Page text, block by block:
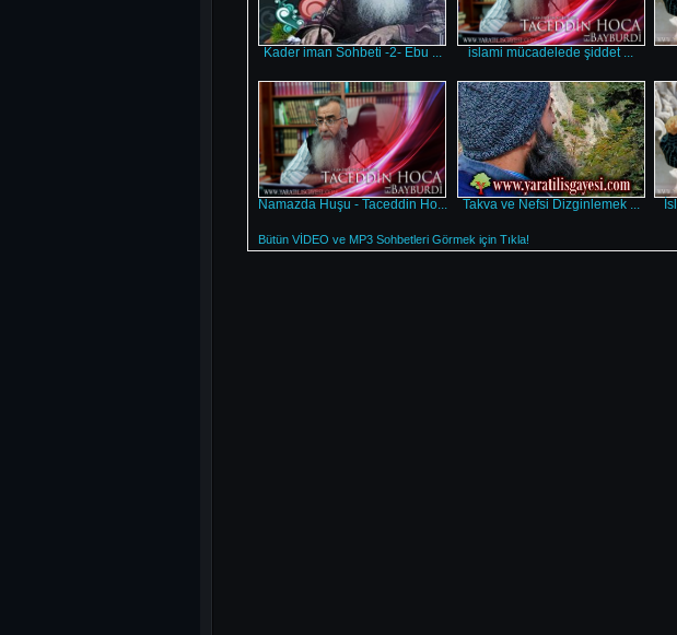
Kader iman Sohbeti -2- Ebu ... islami mücadelede şiddet ...
Namazda Huşu - Taceddin Ho... Takva ve Nefsi Dizginlemek ...
Bütün VİDEO ve MP3 Sohbetleri Görmek için Tıkla!